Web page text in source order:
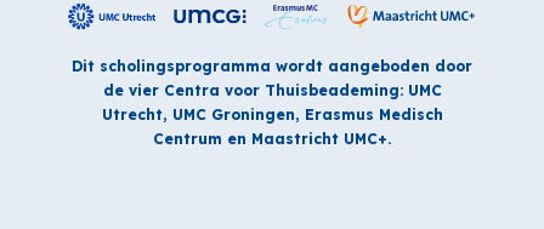
Dit scholingsprogramma wordt aangeboden door
de vier Centra voor Thuisbeademing: UMC
Utrecht, UMC Groningen, Erasmus Medisch
Centrum en Maastricht UMC+.